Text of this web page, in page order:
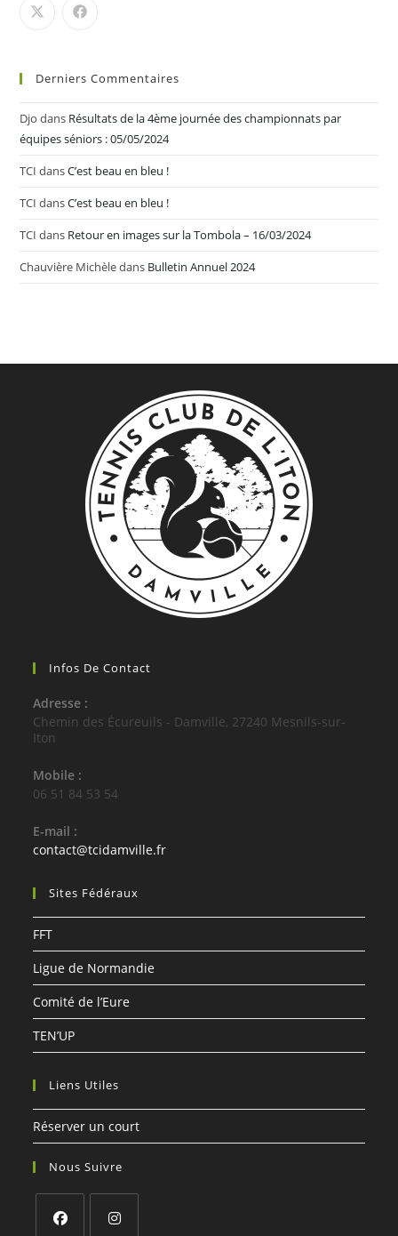
Derniers Commentaires
Djo dans Résultats de la 4ème journée des championnats par
équipes séniors : 05/05/2024
TCI dansC’est beau en bleu !
TCI dansC’est beau en bleu !
TCI dans Retour en images sur la Tombola – 16/03/2024
Chauvière Michèledans Bulletin Annuel 2024
Infos De Contact
Adresse :
Chemin des Écureuils - Damville, 27240 Mesnils-sur-
Iton
Mobile :
06 51 84 53 54
E-mail :
contact@tcidamville.frS’ouvre
Sites Fédéraux
FFT
Ligue de Normandie
Comité de l’Eure
TEN’UP
Liens Utiles
Réserver un court
Nous Suivre